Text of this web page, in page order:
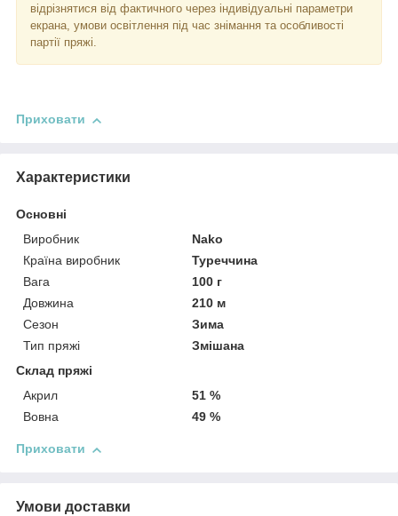
відрізнятися від фактичного через індивідуальні параметри
екрана, умови освітлення під час знімання та особливості
партії пряжі.
Приховати
Характеристики
Основні
Виробник
Nako
Країна виробник
Туреччина
Вага
100 г
Довжина
210 м
Сезон
Зима
Тип пряжі
Змішана
Склад пряжі
Акрил
51 %
Вовна
49 %
Приховати
Умови доставки